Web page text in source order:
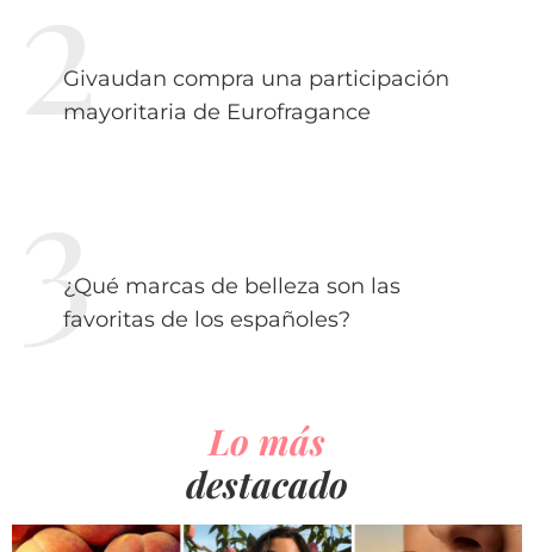
Givaudan compra una participación
mayoritaria de Eurofragance
¿Qué marcas de belleza son las
favoritas de los españoles?
Lo más
destacado